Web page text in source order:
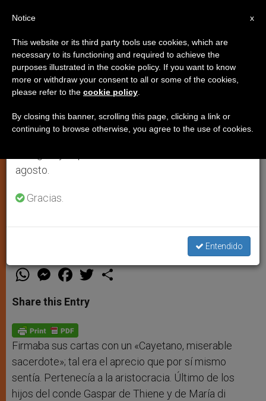
San Cayetano De Thiene
«Este aristócrata, doctor en derecho
santo de la providencia, es el fundador
de los teatinos y del hospital de
incurables. Es patrono de los
ISABEL ORELLANA VILCHES
W
t
s
p
p
M
e
s
e
g
e
r
F
a
e
b
o
k
T
w
S
Share this Entry
Firmaba sus cartas con un «Cayetano, miserable
sacerdote»; tal era el aprecio que por sí mismo
sentía. Pertenecía a la aristocracia. Último de los
hijos del conde Gaspar de Thiene y de María di
×
Aviso importante
Del 27 de julio al 7 de agosto haremos la pausa
anual, aprovechando que en el periodo de verano
se generan menos informaciones y también el
agosto.
Gracias.
Entendido
x
Notice
This website or its third party tools use cookies, which are
necessary to its functioning and required to achieve the
purposes illustrated in the cookie policy. If you want to know
more or withdraw your consent to all or some of the cookies,
please refer to the cookie policy
By closing this banner, scrolling this page, clicking a link or
continuing to browse otherwise, you agree to the use of cookies.